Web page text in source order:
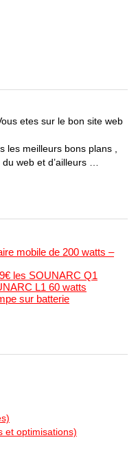
etes sur le bon site web
les meilleurs bons plans ,
web et d’ailleurs …
mobile de 200 watts –
les SOUNARC Q1
L1 60 watts
sur batterie
et optimisations)